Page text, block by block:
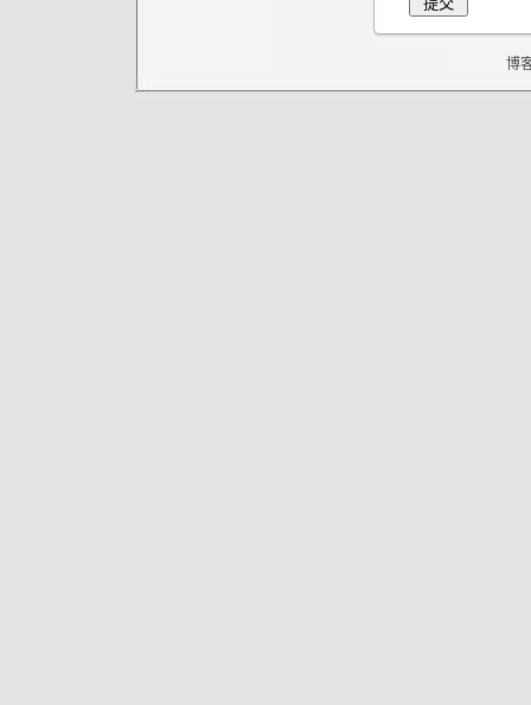
博